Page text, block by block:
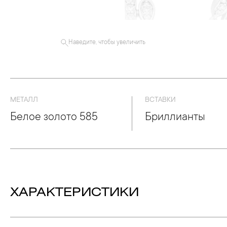
Наведите, чтобы увеличить
МЕТАЛЛ
Белое золото 585
ВСТАВКИ
Бриллианты
ХАРАКТЕРИСТИКИ